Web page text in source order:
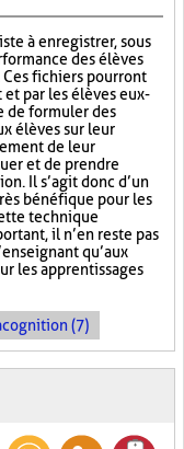
à enregistrer, sous
des élèves
Ces fichiers pourront
et par les élèves eux-
de formuler des
élèves sur leur
de leur
et de prendre
Il s’agit donc d’un
bénéfique pour les
technique
il n’en reste pas
qu’aux
les apprentissages
(7)